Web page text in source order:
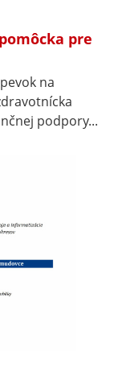
pre
na
podpory...